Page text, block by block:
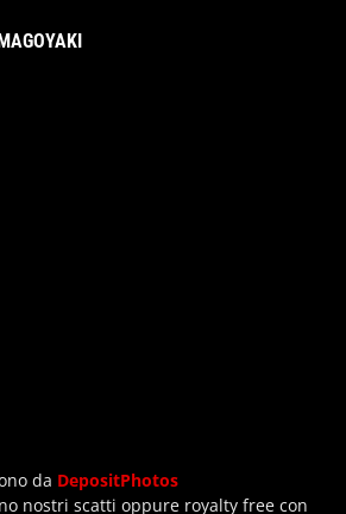
da DepositPhotos
nostri scatti oppure royalty free con